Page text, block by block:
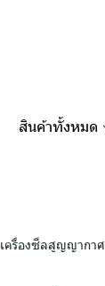
สินค้าทั้งหมด
เครื่องซีลสูญญากาศ